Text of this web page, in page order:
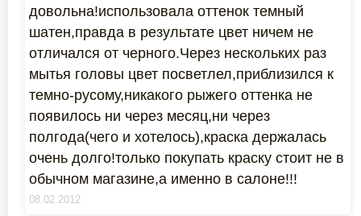
довольна!использовала оттенок темный
шатен,правда в результате цвет ничем не
отличался от черного.Через нескольких раз
мытья головы цвет посветлел,приблизился к
темно-русому,никакого рыжего оттенка не
появилось ни через месяц,ни через
полгода(чего и хотелось),краска держалась
очень долго!только покупать краску стоит не в
обычном магазине,а именно в салоне!!!
08.02.2012